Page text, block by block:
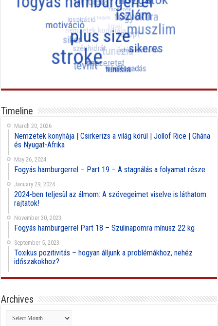
Timeline
March 20, 2026
Nemzetek konyhája | Csirkerizs a világ körül | Jollof Rice | Ghána
és Nyugat-Afrika
May 26, 2024
Fogyás hamburgerrel – Part 19 – A stagnálás a folyamat része
January 29, 2024
2024-ben teljesül az álmom: A szövegeimet viselve is láthatom
rajtatok!
November 30, 2023
Fogyás hamburgerrel Part 18 – Szülinapomra mínusz 22 kg
September 5, 2023
Toxikus pozitivitás – hogyan álljunk a problémákhoz, nehéz
időszakokhoz?
Archives
Archives